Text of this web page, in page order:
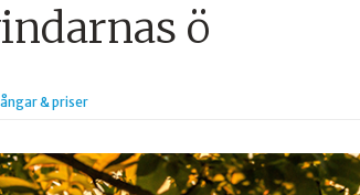
ö
& priser